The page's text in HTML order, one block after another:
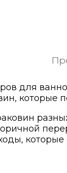
для
которые